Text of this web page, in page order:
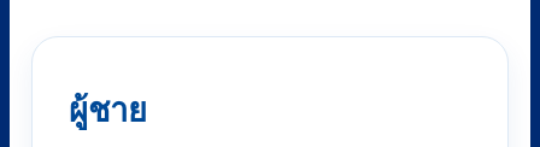
ผู้ชาย